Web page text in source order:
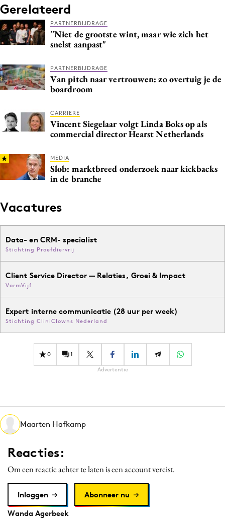
Digital transformation
Diversiteit
Effectiviteit
Influencer marketing
Interne communicatie
Media
Merkstrategie
Programmatic
Purpose Marketing
Gerelateerd
PARTNERBIJDRAGE
''Niet de grootste wint, maar wie zich het
snelst aanpast"
PARTNERBIJDRAGE
Van pitch naar vertrouwen: zo overtuig je de
boardroom
CARRIERE
Vincent Siegelaar volgt Linda Boks op als
commercial director Hearst Netherlands
MEDIA
Slob: marktbreed onderzoek naar kickbacks
in de branche
Vacatures
Data- en CRM- specialist
Stichting Proefdiervrij
Client Service Director — Relaties, Groei & Impact
VormVijf
Expert interne communicatie (28 uur per week)
Stichting CliniClowns Nederland
0 1
Advertentie
Maarten Hafkamp
Reacties:
Om een reactie achter te laten is een account vereist.
Inloggen
Abonneer nu
Wanda Agerbeek